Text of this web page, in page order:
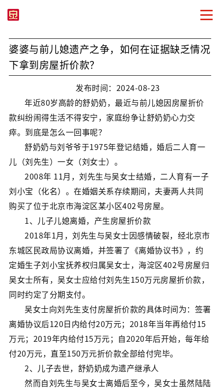
婆婆与前儿媳遗产之争，如何在证据缺乏情况
下拿到房屋折价款？
发布时间：2024-08-23
年近80岁高龄的舒奶奶，最近与前儿媳因房屋折价
款纠纷闹得生活不得安宁，家庭纷争让舒奶奶心力交
瘁。到底是怎么一回事呢？
舒奶奶与刘爷爷于1975年登记结婚，婚后二人育一
儿（刘先生）一女（刘女士）。
2008年 11月，刘先生与吴女士结婚，二人育有一子
刘小宝（化名）。在婚姻关系存续期间，夫妻两人共同
购买了位于北京市海淀区某小区402号房屋。
1、儿子儿媳离婚，产生房屋折价款
2018年1月，刘先生与吴女士因感情破裂，经北京市
东城区民政局协议离婚，并签署了《离婚协议书》，约
定婚生子刘小宝抚养权归属吴女士，海淀区402号房屋归
吴女士所有，吴女士应给付刘先生150万元房屋折价款，
同时约定了分期支付。
吴女士向刘先生支付房屋折价款的具体时间为：签署
离婚协议后120日内给付20万元；2018年当年再给付15
万元；2019年内给付15万元；自2020年后开始，每年给
付20万元，直至150万元折价款全部给付完毕。
2、儿子去世，舒奶奶成为遗产继承人
然而自刘先生与吴女士离婚后至今，吴女士虽然陆陆